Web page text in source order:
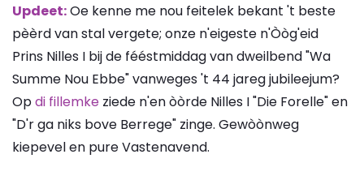
Updeet:Oe kenne me nou feitelek bekant 't beste
pèèrd van stal vergete; onze n'eigeste n'Òòg'eid
Prins Nilles I bij de fééstmiddag van dweilbend "Wa
Summe Nou Ebbe" vanweges 't 44 jareg jubileejum?
Opdi fillemke ziede n'en òòrde Nilles I "Die Forelle" en
"D'r ga niks bove Berrege" zinge. Gewòònweg
kiepevel en pure Vastenavend.